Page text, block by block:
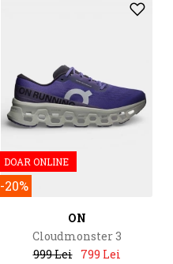
DOAR ONLINE
-20%
ON
Cloudmonster 3
999 Lei
799 Lei